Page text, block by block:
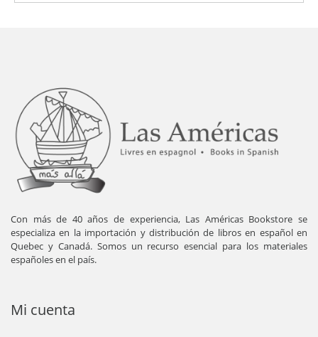
Con más de 40 años de experiencia, Las Américas Bookstore se
especializa en la importación y distribución de libros en español en
Quebec y Canadá. Somos un recurso esencial para los materiales
españoles en el país.
Mi cuenta